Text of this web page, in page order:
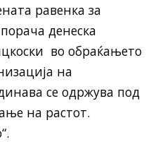
равенка за
денеска
во обраќањето
на
се одржува под
на растот.